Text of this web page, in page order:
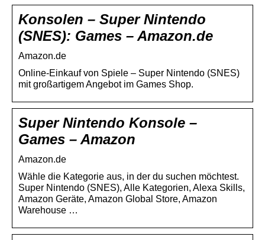
Konsolen – Super Nintendo
(SNES): Games – Amazon.de
Amazon.de
Online-Einkauf von Spiele – Super Nintendo (SNES)
mit großartigem Angebot im Games Shop.
Super Nintendo Konsole –
Games – Amazon
Amazon.de
Wähle die Kategorie aus, in der du suchen möchtest.
Super Nintendo (SNES), Alle Kategorien, Alexa Skills,
Amazon Geräte, Amazon Global Store, Amazon
Warehouse …